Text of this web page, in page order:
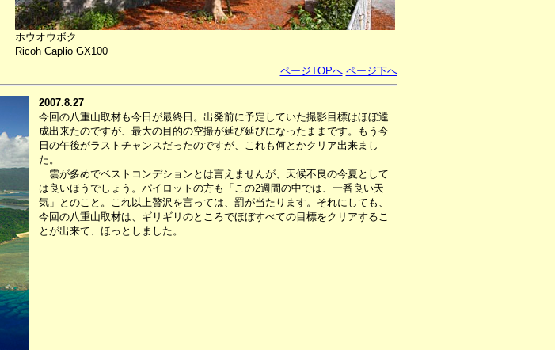
ホウオウボク
Ricoh Caplio GX100
ページTOPへ ページ下へ
2007.8.27
今回の八重山取材も今日が最終日。出発前に予定していた撮影目標はほぼ達
成出来たのですが、最大の目的の空撮が延び延びになったままです。もう今
日の午後がラストチャンスだったのですが、これも何とかクリア出来まし
た。
雲が多めでベストコンデションとは言えませんが、天候不良の今夏として
は良いほうでしょう。パイロットの方も「この2週間の中では、一番良い天
気」とのこと。これ以上贅沢を言っては、罰が当たります。それにしても、
今回の八重山取材は、ギリギリのところでほぼすべての目標をクリアするこ
とが出来て、ほっとしました。